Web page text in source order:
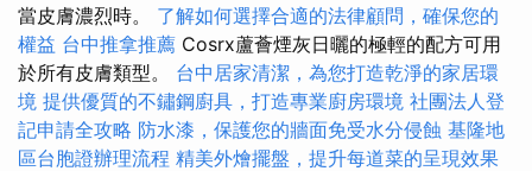
當皮膚濃烈時。 了解如何選擇合適的法律顧問，確保您的
權益 台中推拿推薦 Cosrx蘆薈煙灰日曬的極輕的配方可用
於所有皮膚類型。 台中居家清潔，為您打造乾淨的家居環
境 提供優質的不鏽鋼廚具，打造專業廚房環境 社團法人登
記申請全攻略 防水漆，保護您的牆面免受水分侵蝕 基隆地
區台胞證辦理流程 精美外燴擺盤，提升每道菜的呈現效果